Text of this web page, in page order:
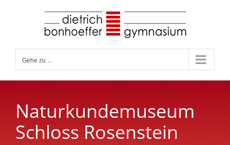
Gehe zu ...
Naturkundemuseum
Schloss Rosenstein